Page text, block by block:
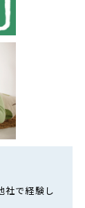
社で経験し